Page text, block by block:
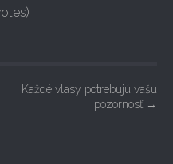
Každé vlasy potrebujú vašu
pozornosť →